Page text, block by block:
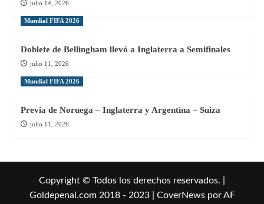
julio 14, 2026
Mundial FIFA 2026
Doblete de Bellingham llevó a Inglaterra a Semifinales
julio 11, 2026
Mundial FIFA 2026
Previa de Noruega – Inglaterra y Argentina – Suiza
julio 11, 2026
Copyright © Todos los derechos reservados. |
Goldepenal.com 2018 - 2023
CoverNewspor AF